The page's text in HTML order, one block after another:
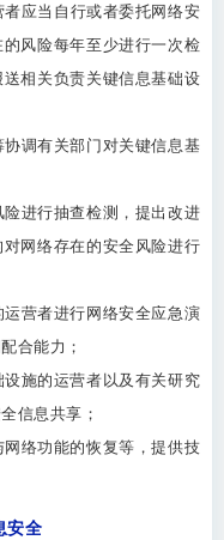
应当自行或者委托网络安
风险每年至少进行一次检
相关负责关键信息基础设
调有关部门对关键信息基
险进行抽查检测，提出改进
网络存在的安全风险进行
运营者进行网络安全应急演
合能力；
设施的运营者以及有关研究
信息共享；
网络功能的恢复等，提供技
安全